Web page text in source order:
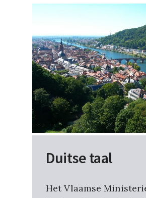
Duitse taal
Het Vlaamse